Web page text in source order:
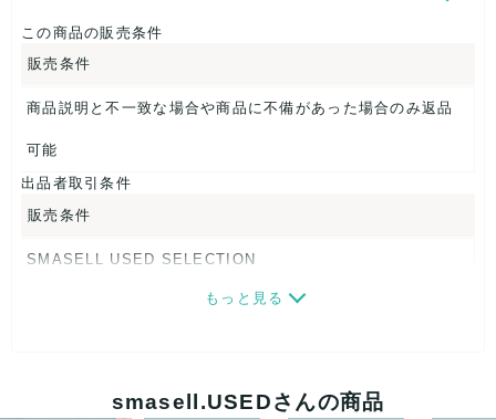
ケース
この商品の販売条件
販売条件
商品説明と不一致な場合や商品に不備があった場合のみ返品
可能
出品者取引条件
販売条件
SMASELL USED SELECTION
画像ダウンロードなので、転売にも最適♪
もっと見る
smasell.USEDさんの商品